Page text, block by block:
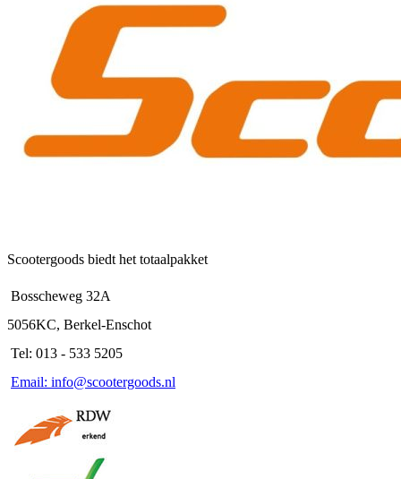
Scootergoods biedt het totaalpakket
Bosscheweg 32A
5056KC, Berkel-Enschot
Tel: 013 - 533 5205
Email: info@scootergoods.nl